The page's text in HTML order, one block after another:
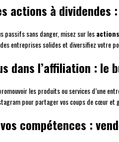
actions à
passifs sans danger, misez sur les
entreprises solides et diversifiez votre
dans l’affiliation : le
les produits ou services d’une
pour partager vos coups de cœur et
compétences :